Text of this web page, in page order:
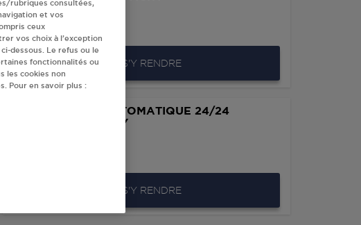
RUE DU VERNEY
03200
S'Y RENDRE
DISTRIBUTEUR AUTOMATIQUE 24/24
CARREFOUR VICHY
S'Y RENDRE
rubriques consultées,
et vos
ceux
vos choix à l’exception
dessous. Le refus ou le
fonctionnalités ou
les cookies non
Pour en savoir plus :